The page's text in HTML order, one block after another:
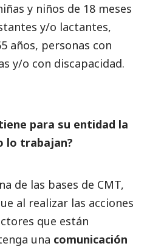
y niños de 18 meses
y/o lactantes,
años, personas con
y/o con discapacidad.
para su entidad la
lo trabajan?
de las bases de CMT,
al realizar las acciones
que están
una comunicación